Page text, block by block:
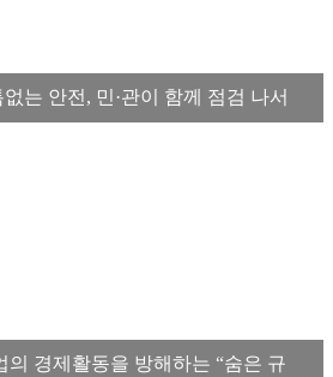
는 안전, 민·관이 함께 점검 나서
의 경제활동을 방해하는 “숨은 규